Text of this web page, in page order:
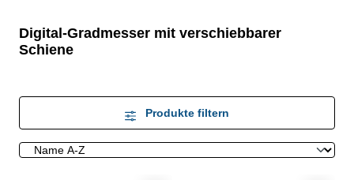
Digital-Gradmesser mit verschiebbarer
Schiene
Produkte filtern